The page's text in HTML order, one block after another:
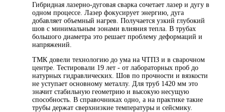
Гибридная лазерно-дуговая сварка сочетает лазер и дугу в
одном процессе. Лазер фокусирует энергию, дуга
добавляет объемный нагрев. Получается узкий глубокий
шов с минимальным зонами влияния тепла. В трубах
большого диаметра это решает проблему деформаций и
напряжений.
ТМК довели технологию до ума на ЧТПЗ и в сварочном
центре. Тестировали 19 лет - от лабораторных проб до
натурных гидравлических. Шов по прочности и вязкости
не уступает основному металлу. Для труб 1420 мм это
значит стабильную геометрию и высокую несущую
способность. В справочниках одно, а на практике такие
трубы держат сверхнизкие температуры и сейсмику.